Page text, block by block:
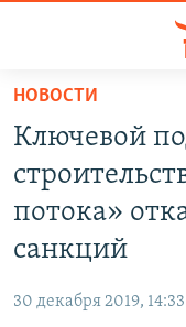
Вернуться
основному
содержанию
Вернутся
главной
Вернутся
КАРТА ВОЕННЫХ
ВОДА
ИНТЕРАКТИВ
РАДІО СВОБОДА
НОВОСТИ
Ключевой
потока»
санкций
30 декабря 2019, 14:33